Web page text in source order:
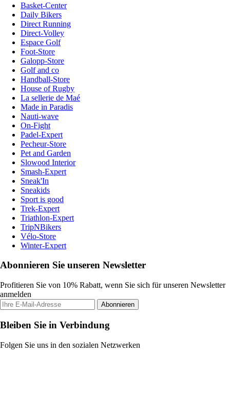
Basket-Center
Daily Bikers
Direct Running
Direct-Volley
Espace Golf
Foot-Store
Galopp-Store
Golf and co
Handball-Store
House of Rugby
La sellerie de Maé
Made in Paradis
Nauti-wave
On-Fight
Padel-Expert
Pecheur-Store
Pet and Garden
Slowood Interior
Smash-Expert
Sneak'In
Sneakids
Sport is good
Trek-Expert
Triathlon-Expert
TripNBikers
Vélo-Store
Winter-Expert
Abonnieren Sie unseren Newsletter
Profitieren Sie von 10% Rabatt, wenn Sie sich für unseren Newsletter
anmelden
Abonnieren
Bleiben Sie in Verbindung
Folgen Sie uns in den sozialen Netzwerken